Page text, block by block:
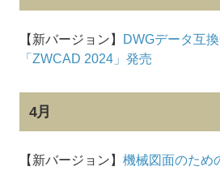
【新バージョン】
DWGデータ互
「ZWCAD 2024」発売
4月
【新バージョン】 機械図面のため